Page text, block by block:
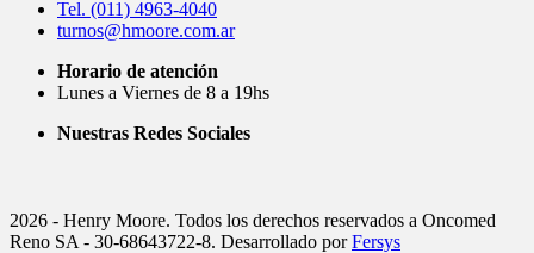
Tel. (011) 4963-4040
turnos@hmoore.com.ar
Horario de atención
Lunes a Viernes de 8 a 19hs
Nuestras Redes Sociales
2026 - Henry Moore. Todos los derechos reservados a Oncomed
Reno SA - 30-68643722-8. Desarrollado porFersys